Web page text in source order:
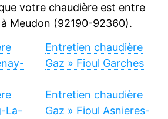
votre chaudière est entre
Meudon (92190-92360).
Entretien chaudière
Gaz » Fioul Garches
La-
Entretien chaudière
Gaz » Fioul Asnieres-